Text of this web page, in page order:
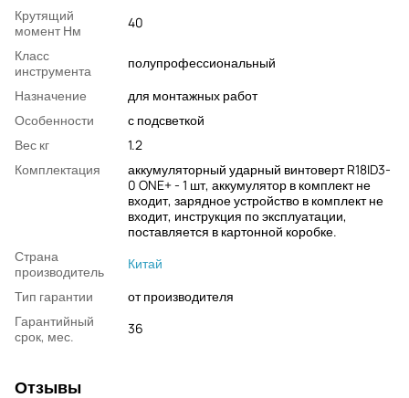
Крутящий
момент Нм
40
Класс
инструмента
полупрофессиональный
Назначение
для монтажных работ
Особенности
с подсветкой
Вес кг
1.2
Комплектация
аккумуляторный ударный винтоверт R18ID3-
0 ONE+ - 1 шт, аккумулятор в комплект не
входит, зарядное устройство в комплект не
входит, инструкция по эксплуатации,
поставляется в картонной коробке.
Страна
производитель
Китай
Тип гарантии
от производителя
Гарантийный
срок, мес.
36
Отзывы